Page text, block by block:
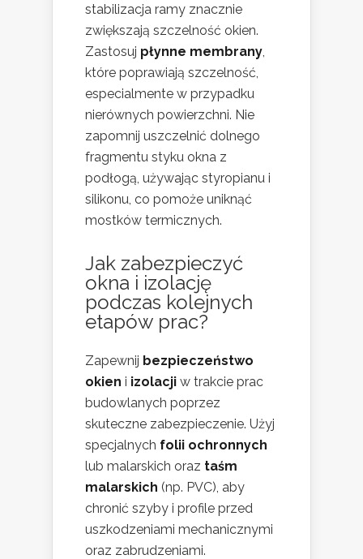
stabilizacja ramy znacznie
zwiększają szczelność okien.
Zastosuj płynne membrany,
które poprawiają szczelność,
especialmente w przypadku
nierównych powierzchni. Nie
zapomnij uszczelnić dolnego
fragmentu styku okna z
podłogą, używając styropianu i
silikonu, co pomoże uniknąć
mostków termicznych.
Jak zabezpieczyć
okna i izolację
podczas kolejnych
etapów prac?
Zapewnij bezpieczeństwo
okien i izolacji w trakcie prac
budowlanych poprzez
skuteczne zabezpieczenie. Użyj
specjalnych folii ochronnych
lub malarskich oraz taśm
malarskich (np. PVC), aby
chronić szyby i profile przed
uszkodzeniami mechanicznymi
oraz zabrudzeniami.